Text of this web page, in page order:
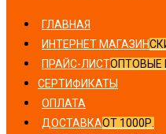
ГЛАВНАЯ
ИНТЕРНЕТ МАГАЗИН
ПРАЙС-ЛИСТОПТОВЫЕ
СЕРТИФИКАТЫ
ОПЛАТА
ДОСТАВКАОТ 1000Р.